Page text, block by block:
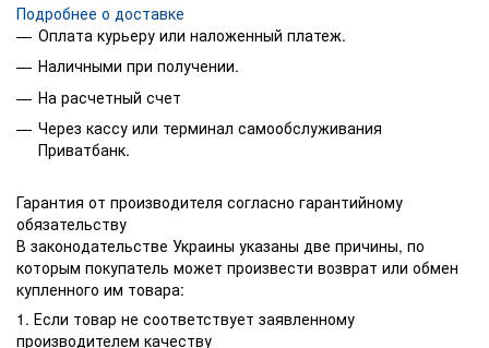
Подробнее о доставке
Оплата курьеру или наложенный платеж.
Наличными при получении.
На расчетный счет
Через кассу или терминал самообслуживания
Приватбанк.
Гарантия от производителя согласно гарантийному
обязательству
В законодательстве Украины указаны две причины, по
которым покупатель может произвести возврат или обмен
купленного им товара:
1. Если товар не соответствует заявленному
производителем качеству